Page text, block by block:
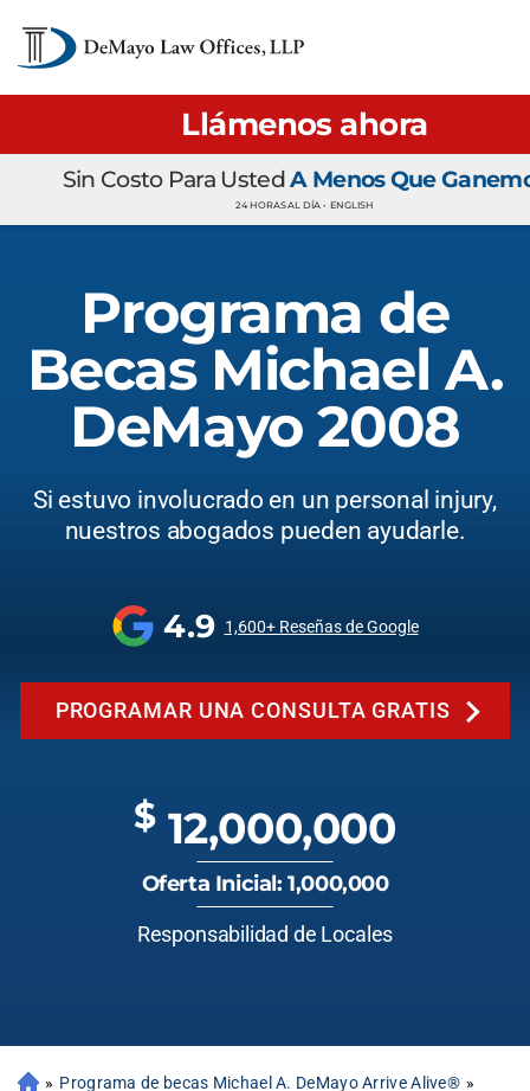
Llámenos ahora
Sin Costo Para UstedA Menos Que
24 HORAS AL DÍA • ENGLISH
Programa de
Becas Michael A.
DeMayo 2008
Si estuvo involucrado en un personal injury,
nuestros abogados pueden ayudarle.
4.9 1,600+ Reseñas de Google
PROGRAMAR UNA CONSULTA GRATIS
$ 12,000,000
Oferta Inicial: 1,000,000
Responsabilidad de Locales
» Programa de becas Michael A. DeMayo Arrive Alive® »